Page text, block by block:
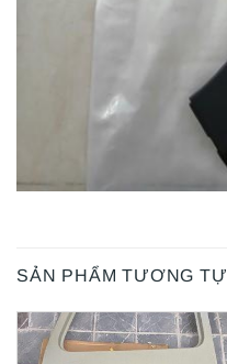
SẢN PHẨM TƯƠNG TỰ